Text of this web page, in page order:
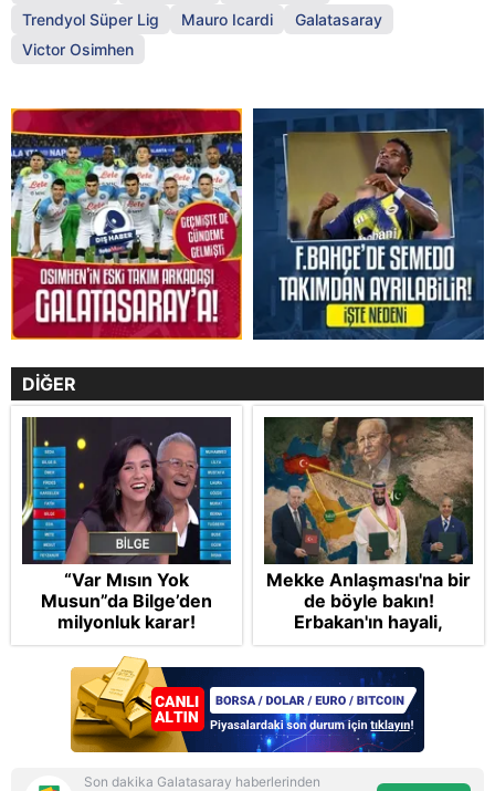
Trendyol Süper Lig
Mauro Icardi
Galatasaray
Victor Osimhen
DİĞER
“Var Mısın Yok
Musun”da Bilge’den
milyonluk karar!
Mekke Anlaşması'na bir
de böyle bakın!
Erbakan'ın hayali,
Cumhur'un vizyonu:
İslam NATO'suna
Başkan Erdoğan mührü
Son dakika Galatasaray haberlerinden